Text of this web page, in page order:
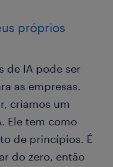
próprios
de IA pode ser
as empresas.
criamos um
Ele tem como
de princípios. É
do zero, então